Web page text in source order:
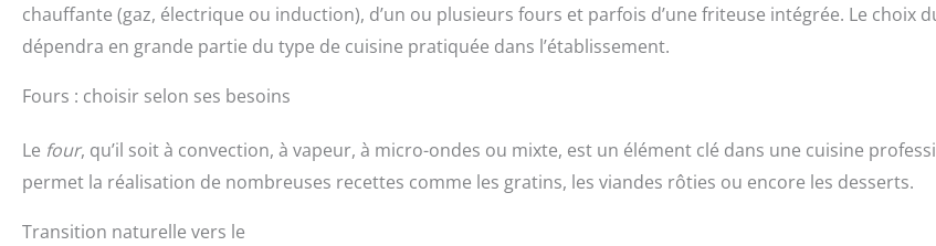
chauffante (gaz, électrique ou induction), d’un ou plusieurs fours et parfois d’une friteuse intégrée. Le choix
dépendra en grande partie du type de cuisine pratiquée dans l’établissement.
Fours : choisir selon ses besoins
Le four, qu’il soit à convection, à vapeur, à micro-ondes ou mixte, est un élément clé dans une cuisine
permet la réalisation de nombreuses recettes comme les gratins, les viandes rôties ou encore les desserts.
Transition naturelle vers le